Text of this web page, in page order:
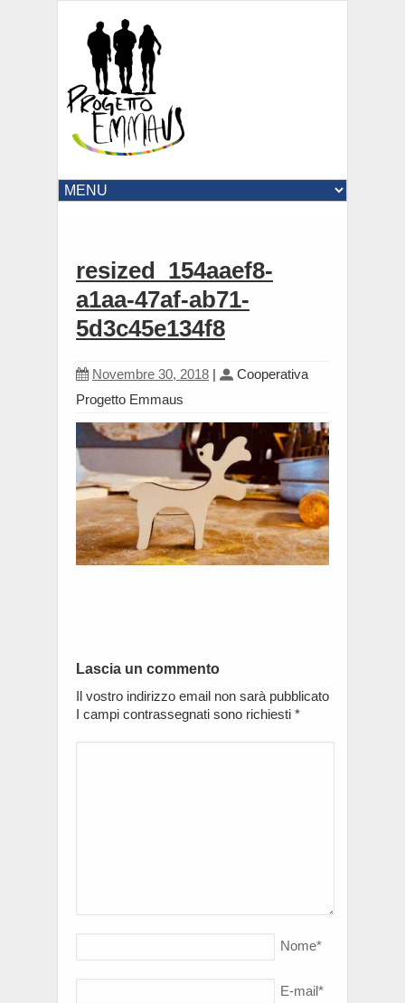
resized_154aaef8-
a1aa-47af-ab71-
5d3c45e134f8
Novembre 30, 2018 |
Cooperativa
Progetto Emmaus
Lascia un commento
Il vostro indirizzo email non sarà pubblicato
I campi contrassegnati sono richiesti *
Nome*
E-mail*